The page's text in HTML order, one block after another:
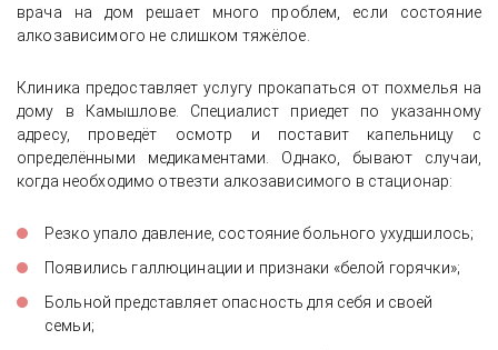
врача на дом решает много проблем, если состояние
алкозависимого не слишком тяжёлое.
Клиника предоставляет услугу прокапаться от похмелья на
дому в Камышлове. Специалист приедет по указанному
адресу, проведёт осмотр и поставит капельницу с
определёнными медикаментами. Однако, бывают случаи,
когда необходимо отвезти алкозависимого в стационар:
Резко упало давление, состояние больного ухудшилось;
Появились галлюцинации и признаки «белой горячки»;
Больной представляет опасность для себя и своей
семьи;